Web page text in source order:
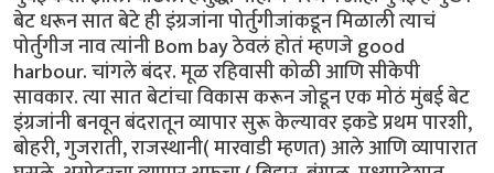
बेट धरून सात बेटे ही इंग्रजांना पोर्तुगीजांकडून मिळाली त्याचं
पोर्तुगीज नाव त्यांनी Bom bay ठेवलं होतं म्हणजे good
harbour. चांगले बंदर. मूळ रहिवासी कोळी आणि सीकेपी
सावकार. त्या सात बेटांचा विकास करून जोडून एक मोठं मुंबई बेट
इंग्रजांनी बनवून बंदरातून व्यापार सुरू केल्यावर इकडे प्रथम पारशी,
बोहरी, गुजराती, राजस्थानी( मारवाडी म्हणत) आले आणि व्यापारात